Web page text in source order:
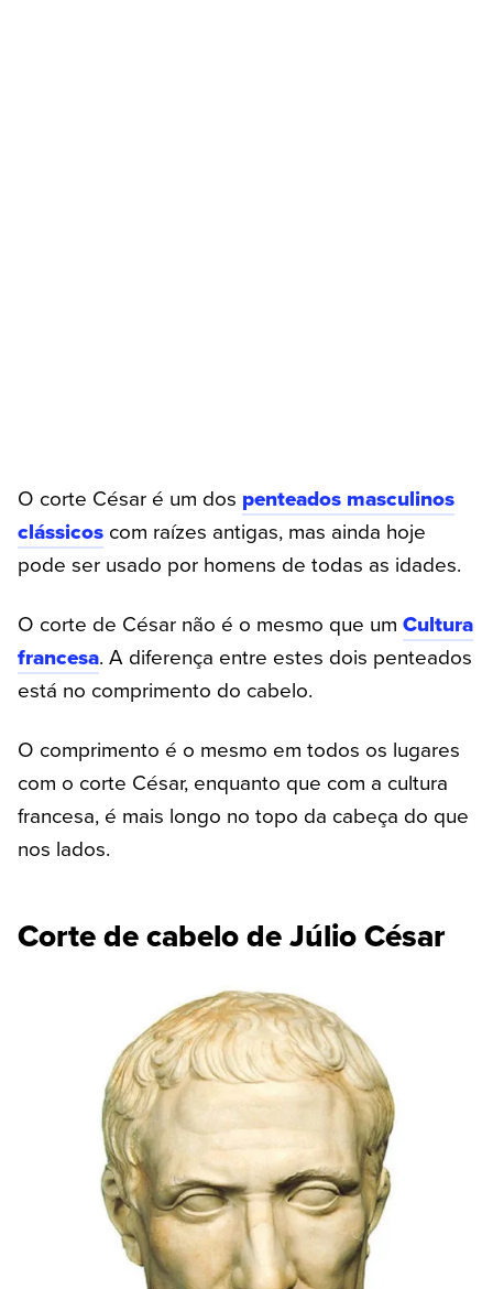
O corte César é um dos penteados masculinos
clássicos com raízes antigas, mas ainda hoje
pode ser usado por homens de todas as idades.
O corte de César não é o mesmo que um Cultura
francesa. A diferença entre estes dois penteados
está no comprimento do cabelo.
O comprimento é o mesmo em todos os lugares
com o corte César, enquanto que com a cultura
francesa, é mais longo no topo da cabeça do que
nos lados.
Corte de cabelo de Júlio César